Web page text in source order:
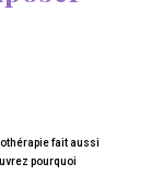
fait aussi
pourquoi